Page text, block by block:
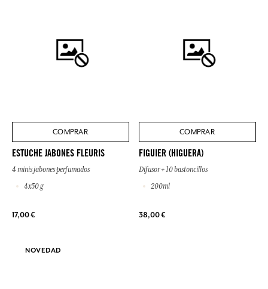
COMPRAR
ESTUCHE JABONES FLEURIS
4 minis jabones perfumados
4x50 g
17,00 €
COMPRAR
FIGUIER (HIGUERA)
Difusor + 10 bastoncillos
200ml
38,00 €
NOVEDAD